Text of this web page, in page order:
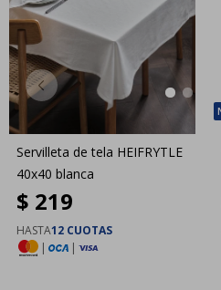
Servilleta de tela HEIFRYTLE
40x40 blanca
$ 219
HASTA12 CUOTAS
|
|